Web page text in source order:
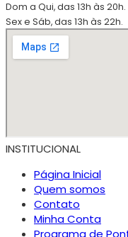
Dom a Qui, das 13h às 20h.
Sex e Sáb, das 13h às 22h.
INSTITUCIONAL
Página Inicial
Quem somos
Contato
Minha Conta
Programa de